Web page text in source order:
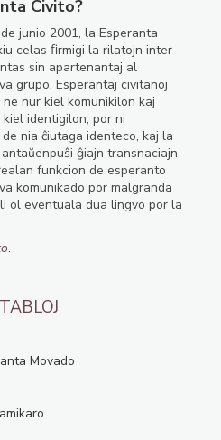
Civito?
de junio 2001, la Esperanta
celas ﬁrmigi la rilatojn inter
sin apartenantaj al
grupo. Esperantaj civitanoj
nur kiel komunikilon kaj
identigilon; por ni
nia ĉiutaga identeco, kaj la
ĝiajn transnaciajn
funkcion de esperanto
komunikado por malgranda
ol eventuala dua lingvo por la
.
Movado